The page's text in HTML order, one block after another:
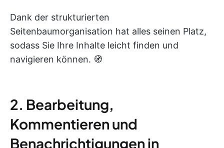
Dank der strukturierten
Seitenbaumorganisation hat alles seinen Platz,
sodass Sie Ihre Inhalte leicht finden und
navigieren können. 🧭
2. Bearbeitung,
Kommentieren und
Benachrichtigungen in